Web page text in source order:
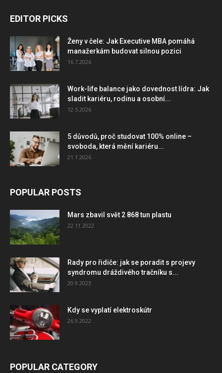
EDITOR PICKS
Ženy v čele: Jak Executive MBA pomáhá
manažerkám budovat silnou pozici
16.7.2026
Work-life balance jako dovednost lídra: Jak
sladit kariéru, rodinu a osobní...
12.5.2026
5 důvodů, proč studovat 100% online –
svoboda, která mění kariéru...
21.1.2026
POPULAR POSTS
Mars zbavil svět 2 868 tun plastu
22.11.2022
Rady pro řidiče: jak se poradit s projevy
syndromu dráždivého tračníku s...
20.9.2023
Kdy se vyplatí elektroskútr
26.9.2022
POPULAR CATEGORY